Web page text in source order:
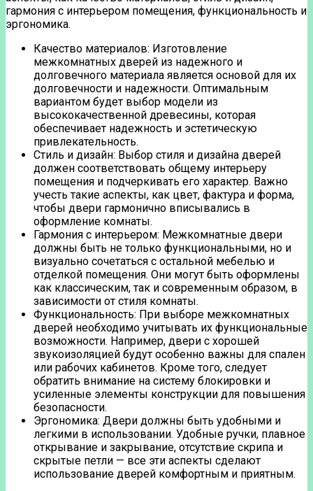
гармония с интерьером помещения, функциональность и
эргономика.
Качество материалов: Изготовление
межкомнатных дверей из надежного и
долговечного материала является основой для их
долговечности и надежности. Оптимальным
вариантом будет выбор модели из
высококачественной древесины, которая
обеспечивает надежность и эстетическую
привлекательность.
Стиль и дизайн: Выбор стиля и дизайна дверей
должен соответствовать общему интерьеру
помещения и подчеркивать его характер. Важно
учесть такие аспекты, как цвет, фактура и форма,
чтобы двери гармонично вписывались в
оформление комнаты.
Гармония с интерьером: Межкомнатные двери
должны быть не только функциональными, но и
визуально сочетаться с остальной мебелью и
отделкой помещения. Они могут быть оформлены
как классическим, так и современным образом, в
зависимости от стиля комнаты.
Функциональность: При выборе межкомнатных
дверей необходимо учитывать их функциональные
возможности. Например, двери с хорошей
звукоизоляцией будут особенно важны для спален
или рабочих кабинетов. Кроме того, следует
обратить внимание на систему блокировки и
усиленные элементы конструкции для повышения
безопасности.
Эргономика: Двери должны быть удобными и
легкими в использовании. Удобные ручки, плавное
открывание и закрывание, отсутствие скрипа и
скрытые петли — все эти аспекты сделают
использование дверей комфортным и приятным.